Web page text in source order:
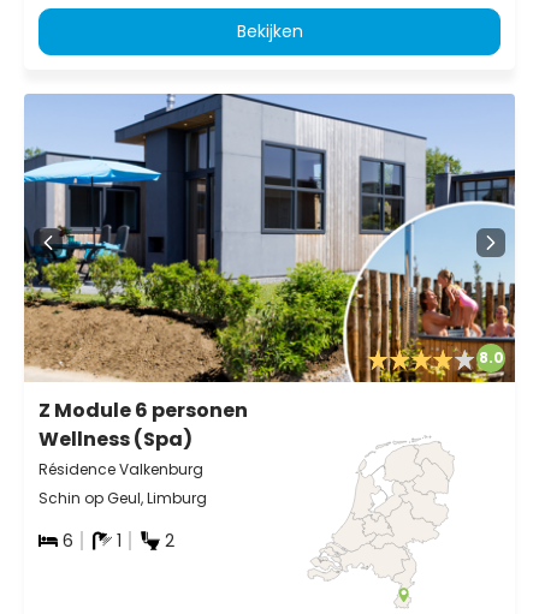
Bekijken
8.0
Z Module 6 personen
Wellness (Spa)
Résidence Valkenburg
Schin op Geul, Limburg
6 1 2